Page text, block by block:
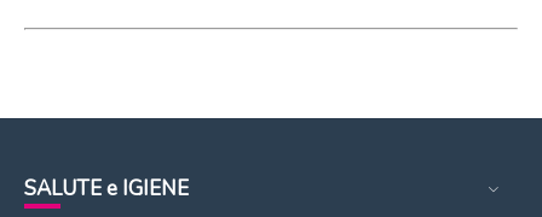
SALUTE e IGIENE